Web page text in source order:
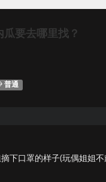
瓜要去哪里找？
普通
下口罩的样子(玩偶姐姐